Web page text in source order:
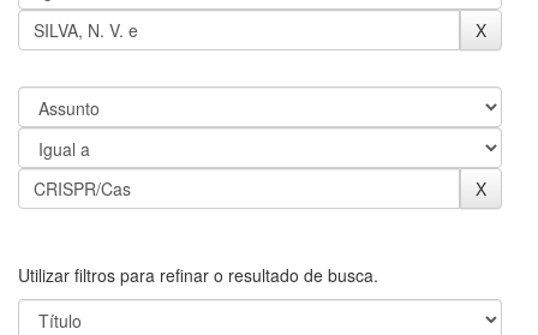
Utilizar filtros para refinar o resultado de busca.